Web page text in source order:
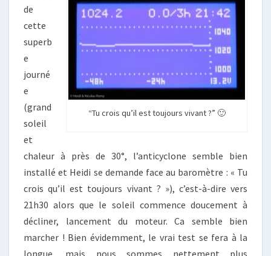
“Tu crois qu’il est toujours vivant ?” 🙂
de
cette
superb
e
journé
e
(grand
soleil
et
chaleur à près de 30°, l’anticyclone semble bien
installé et Heidi se demande face au baromètre : « Tu
crois qu’il est toujours vivant ? »), c’est-à-dire vers
21h30 alors que le soleil commence doucement à
décliner, lancement du moteur. Ca semble bien
marcher ! Bien évidemment, le vrai test se fera à la